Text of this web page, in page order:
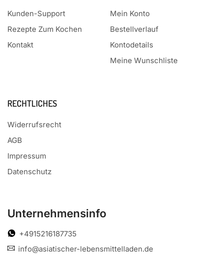
Kunden-Support
Rezepte Zum Kochen
Kontakt
Mein Konto
Bestellverlauf
Kontodetails
Meine Wunschliste
RECHTLICHES
Widerrufsrecht
AGB
Impressum
Datenschutz
Unternehmensinfo
+4915216187735
info@asiatischer-lebensmittelladen.de